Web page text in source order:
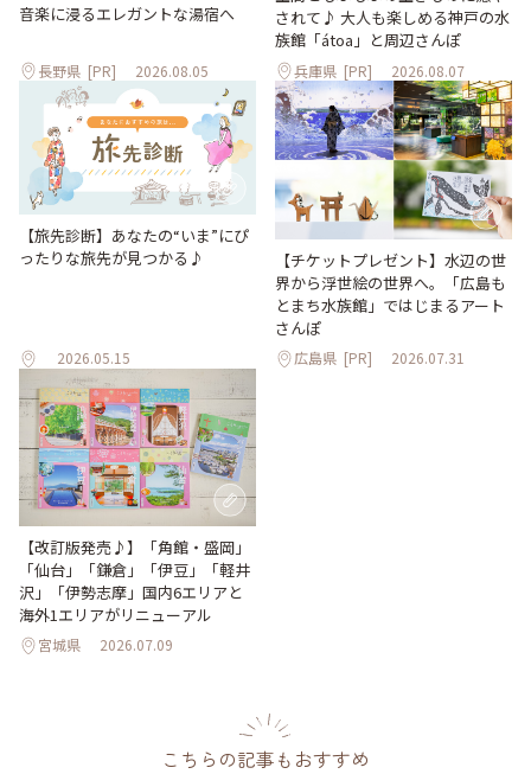
音楽に浸るエレガントな湯宿へ
長野県 [PR] 2026.08.05
されて♪ 大人も楽しめる神戸の水
族館「átoa」と周辺さんぽ
兵庫県 [PR] 2026.08.07
【旅先診断】あなたの“いま”にぴ
ったりな旅先が見つかる♪
2026.05.15
【チケットプレゼント】水辺の世
界から浮世絵の世界へ。「広島も
とまち水族館」ではじまるアート
さんぽ
広島県 [PR] 2026.07.31
【改訂版発売♪】「角館・盛岡」
「仙台」「鎌倉」「伊豆」「軽井
沢」「伊勢志摩」国内6エリアと
海外1エリアがリニューアル
宮城県 2026.07.09
こちらの記事もおすすめ